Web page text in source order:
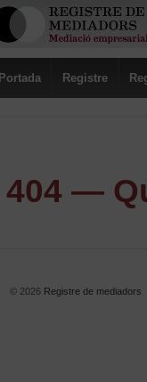
Portada Registre
404 —
© 2026 Registre de mediadors